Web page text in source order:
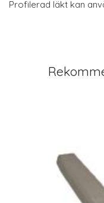
Profilerad läkt kan